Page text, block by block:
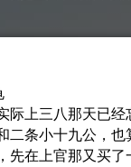
际上三八那天已
二条小十九公，也
先在上官那又买